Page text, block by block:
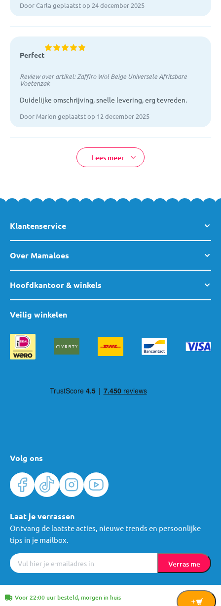
Door Carla geplaatst op 24 december 2025
Perfect
Review over artikel:Zaffiro Wol Beige Universele Afritsbare
Voetenzak
Duidelijke omschrijving, snelle levering, erg tevreden.
Door Marion geplaatst op 12 december 2025
Lees meer
Voor 22:00 uur besteld, morgen in huis
In
Klantenservice
Over Mamaloes
Hoofdkantoor & winkels
Volg ons
Veilig winkelen
Laat je verrassen
Ontvang de laatste acties, nieuwe trends en persoonlijke
tips in je mailbox.
Verras me
Algemene voorwaarden Privacy © Mama Loes & Kids B.V.